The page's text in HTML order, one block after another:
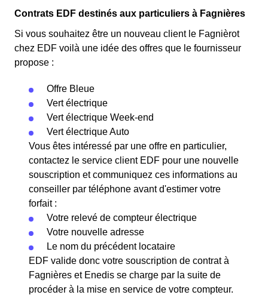
Contrats EDF destinés aux particuliers à Fagnières
Si vous souhaitez être un nouveau client le Fagnièrot
chez EDF voilà une idée des offres que le fournisseur
propose :
Offre Bleue
Vert électrique
Vert électrique Week-end
Vert électrique Auto
Vous êtes intéressé par une offre en particulier,
contactez le service client EDF pour une nouvelle
souscription et communiquez ces informations au
conseiller par téléphone avant d'estimer votre
forfait :
Votre relevé de compteur électrique
Votre nouvelle adresse
Le nom du précédent locataire
EDF valide donc votre souscription de contrat à
Fagnières et Enedis se charge par la suite de
procéder à la mise en service de votre compteur.